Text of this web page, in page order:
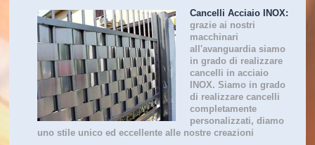
Cancelli Acciaio INOX:
grazie ai nostri
macchinari
all'avanguardia siamo
in grado di realizzare
cancelli in acciaio
INOX. Siamo in grado
di realizzare cancelli
completamente
personalizzati, diamo
uno stile unico ed eccellente alle nostre creazioni